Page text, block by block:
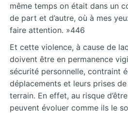
même temps on était dans un
de part et d’autre, où à mes
faire attention. »446
Et cette violence, à cause de
doivent être en permanence
sécurité personnelle, contraint
déplacements et leurs prises
terrain. En effet, au risque
peuvent évoluer comme ils le